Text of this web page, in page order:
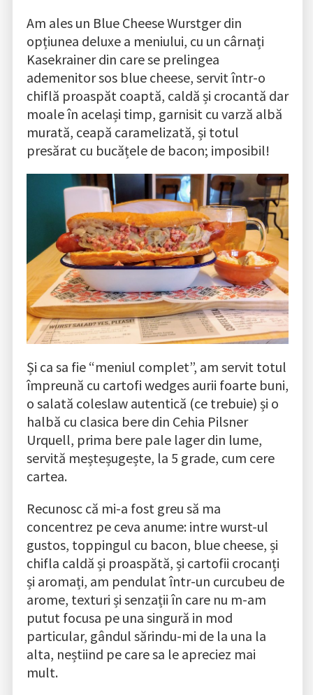
Am ales un Blue Cheese Wurstger din
opțiunea deluxe a meniului, cu un cârnați
Kasekrainer din care se prelingea
ademenitor sos blue cheese, servit într-o
chiflă proaspăt coaptă, caldă și crocantă dar
moale în același timp, garnisit cu varză albă
murată, ceapă caramelizată, și totul
presărat cu bucățele de bacon; imposibil!
Și ca sa fie “meniul complet”, am servit totul
împreună cu cartofi wedges aurii foarte buni,
o salată coleslaw autentică (ce trebuie) și o
halbă cu clasica bere din Cehia Pilsner
Urquell, prima bere pale lager din lume,
servită meșteșugește, la 5 grade, cum cere
cartea.
Recunosc că mi-a fost greu să ma
concentrez pe ceva anume: intre wurst-ul
gustos, toppingul cu bacon, blue cheese, și
chifla caldă și proaspătă, și cartofii crocanți
și aromați, am pendulat într-un curcubeu de
arome, texturi și senzații în care nu m-am
putut focusa pe una singură in mod
particular, gândul sărindu-mi de la una la
alta, neștiind pe care sa le apreciez mai
mult.